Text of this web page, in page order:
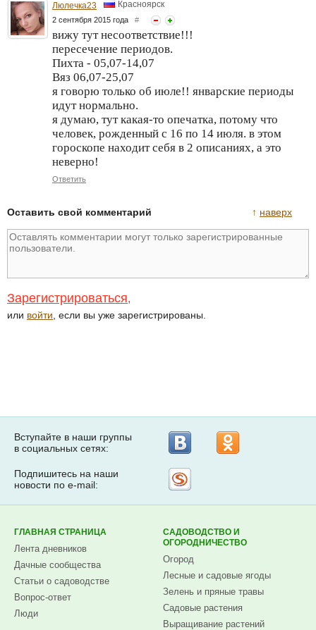
Люлечка23 Красноярск
2 сентября 2015 года #
вижу тут несоответствие!!!
пересечение периодов.
Пихта - 05,07-14,07
Вяз 06,07-25,07
я говорю только об июле!! январские периоды
идут нормально.
я думаю, тут какая-то опечатка, потому что
человек, рожденный с 16 по 14 июля. в этом
гороскопе находит себя в 2 описаниях, а это
неверно!
Ответить
↑ наверх
Оставить свой комментарий
Зарегистрироваться,
или войти , если вы уже зарегистрированы.
Вступайте в наши группы
в социальных сетях:
Подпишитесь на наши
новости по e-mail:
ГЛАВНАЯ СТРАНИЦА
Лента дневников
Дачные сообщества
Статьи о садоводстве
Вопрос-ответ
Люди
САДОВОДСТВО И
ОГОРОДНИЧЕСТВО
Огород
Лесные и садовые ягоды
Зелень и пряные травы
Садовые растения
Выращивание растений